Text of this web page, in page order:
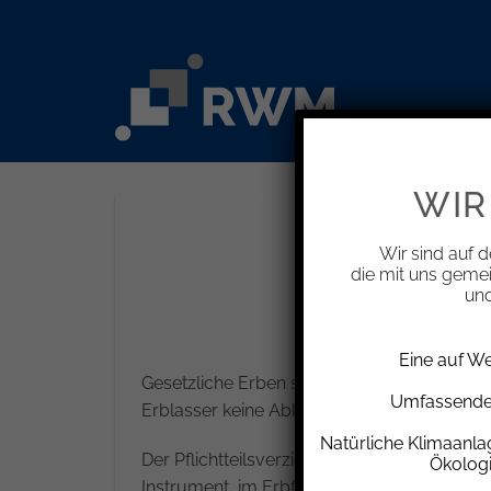
Gesetzliche Erben sind
Erblasser keine Abkömmlinge (Kinder oder
Der Pflichtteilsverzicht ist vor allem für
Wir sind auf
die mit uns
Eine auf
Natürliche